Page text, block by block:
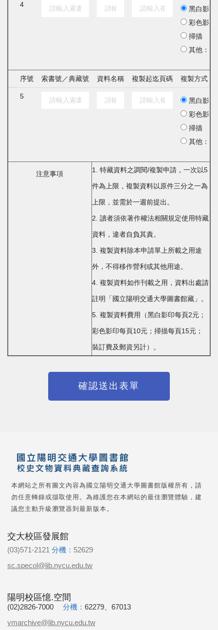
4
黑白影印
彩色影印
掃描
其他：
序號 索書號／典藏號 資料名稱 複製起迄頁碼 複製方式
5
黑白影印
彩色影印
掃描
其他：
注意事項
1. 特藏資料之調閱/複製申請，一次以5
件為上限，複製資料以原件三分之一為
上限，並需於一週前提出。
2. 讀者須依著作權法相關規定使用特藏
資料，違者自負其責。
3. 複製資料除本申請單上所載之用途
外，不得移作營利或其他用途。
4. 複製資料如作刊載之用，資料出處請
註明「國立陽明交通大學圖書館藏」。
5. 複製資料費用（黑白影印每頁2元；
彩色影印每頁10元；掃描每頁15元；
裝訂費及郵資另計）。
本網站之所有圖文內容為國立陽明交通大學圖書館版權所有，請
勿任意轉錄或擷取使用。為維護您在本網站的最佳瀏覽體驗，建
議您主動升級瀏覽器到最新版本。
交大校區發展館
(03)571-2121 分機： 52629
sc.specol@lib.nycu.edu.tw
陽明校區憶.空間
(02)2826-7000 分機： 62279、67013
ymarchive@lib.nycu.edu.tw